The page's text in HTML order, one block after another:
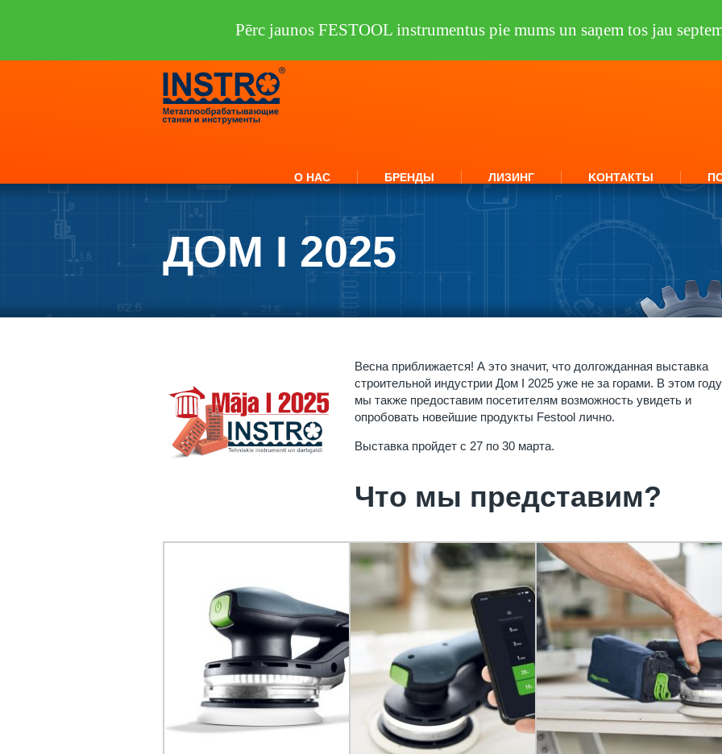
О НАС БРЕНДЫ ЛИЗИНГ KОНТАКТЫ
ДОМ I 2025
Весна приближается! А это значит, что долгожданная выставка
строительной индустрии Дом I 2025 уже не за горами. В этом году
мы также предоставим посетителям возможность увидеть и
опробовать новейшие продукты Festool лично.
Выставка пройдет с 27 по 30 марта.
Что мы представим?
Pērc jaunos FESTOOL instrumentus pie mums un saņem tos jau